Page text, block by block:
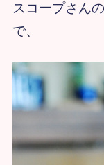
スコープさん
で、